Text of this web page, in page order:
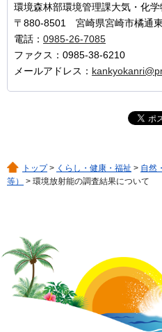
環境森林部環境管理課大気・化学
〒880-8501 宮崎県宮崎市橘通
電話： 0985-26-7085
ファクス：0985-38-6210
メールアドレス：
トップ> くらし・健康・福祉 > 自然
等）
> 環境放射能の調査結果について